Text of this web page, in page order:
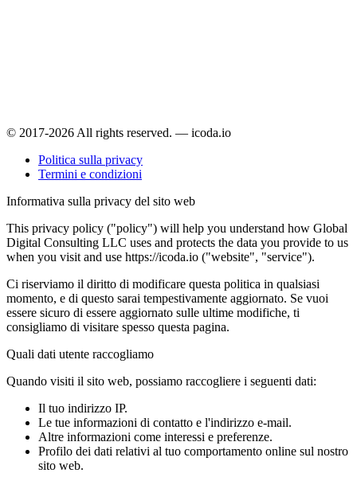
© 2017-2026 All rights reserved. — icoda.io
Politica sulla privacy
Termini e condizioni
Informativa sulla privacy del sito web
This privacy policy ("policy") will help you understand how Global
Digital Consulting LLC uses and protects the data you provide to us
when you visit and use https://icoda.io ("website", "service").
Ci riserviamo il diritto di modificare questa politica in qualsiasi
momento, e di questo sarai tempestivamente aggiornato. Se vuoi
essere sicuro di essere aggiornato sulle ultime modifiche, ti
consigliamo di visitare spesso questa pagina.
Quali dati utente raccogliamo
Quando visiti il sito web, possiamo raccogliere i seguenti dati:
Il tuo indirizzo IP.
Le tue informazioni di contatto e l'indirizzo e-mail.
Altre informazioni come interessi e preferenze.
Profilo dei dati relativi al tuo comportamento online sul nostro
sito web.